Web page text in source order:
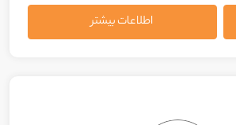
اطلاعات بیشتر